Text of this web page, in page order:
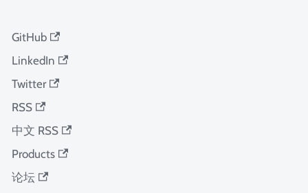
GitHub
LinkedIn
Twitter
RSS
中文 RSS
Products
论坛